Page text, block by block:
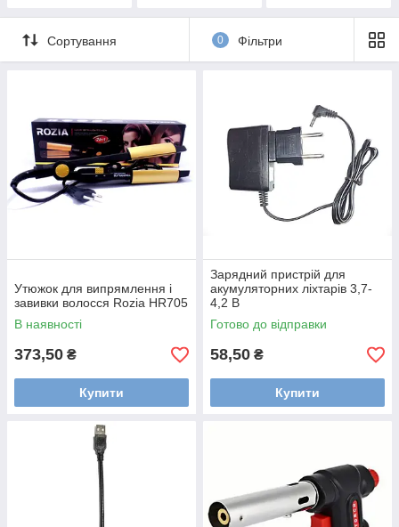
Сортування 0 Фільтри
Утюжок для випрямлення і
завивки волосся Rozia HR705
В наявності
373,50 ₴
Купити
Зарядний пристрій для
акумуляторних ліхтарів 3,7-
4,2 В
Готово до відправки
58,50 ₴
Купити